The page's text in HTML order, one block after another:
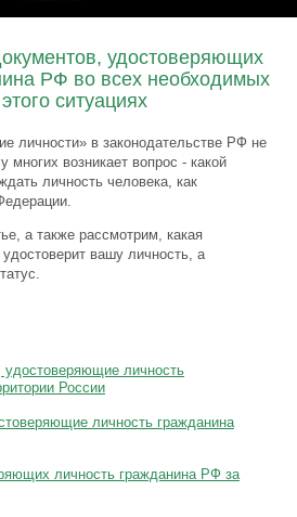
удостоверяющих
РФ во всех необходимых
ситуациях
личности» в законодательстве РФ не
многих возникает вопрос - какой
личность человека, как
а также рассмотрим, какая
вашу личность, а
личность
России
личность гражданина
личность гражданина РФ за